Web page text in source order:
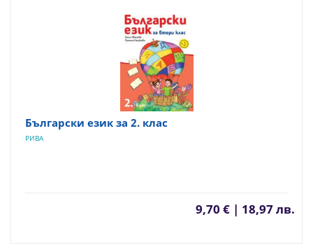
Български език за 2. клас
РИВА
9,70 € | 18,97 лв.